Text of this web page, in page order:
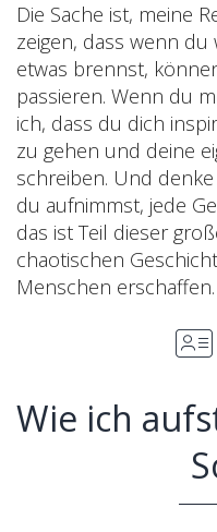
Die Sache ist, meine
zeigen, dass wenn
etwas brennst,
passieren. Wenn du
ich, dass du dich
zu gehen und deine
schreiben. Und
du aufnimmst, jede
das ist Teil dieser
chaotischen
Menschen erschaffen.
Wie ich